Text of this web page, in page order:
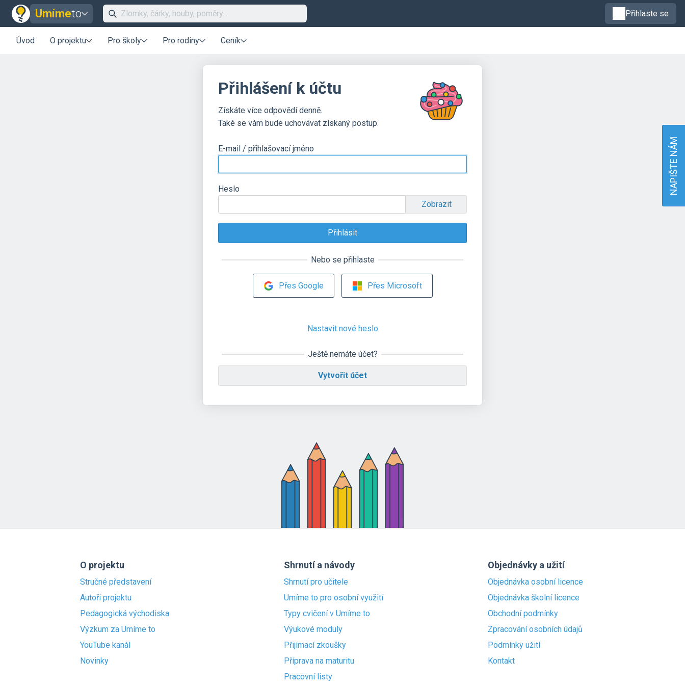
Umímeto Přihlaste se
Úvod O projektu Pro školy Pro rodiny Ceník
Přihlášení k účtu
Získáte více odpovědí denně.
Také se vám bude uchovávat získaný postup.
E-mail / přihlašovací jméno
Heslo
Zobrazit
Nebo se přihlaste
Přes Google Přes Microsoft
Nastavit nové heslo
Ještě nemáte účet?
Vytvořit účet
O projektu
Stručné představení
Autoři projektu
Pedagogická východiska
Výzkum za Umíme to
YouTube kanál
Novinky
Shrnutí a návody
Shrnutí pro učitele
Umíme to pro osobní využití
Typy cvičení v Umíme to
Výukové moduly
Přijímací zkoušky
Příprava na maturitu
Pracovní listy
Objednávky a užití
Objednávka osobní licence
Objednávka školní licence
Obchodní podmínky
Zpracování osobních údajů
Podmínky užití
Kontakt
NAPIŠTE NÁM